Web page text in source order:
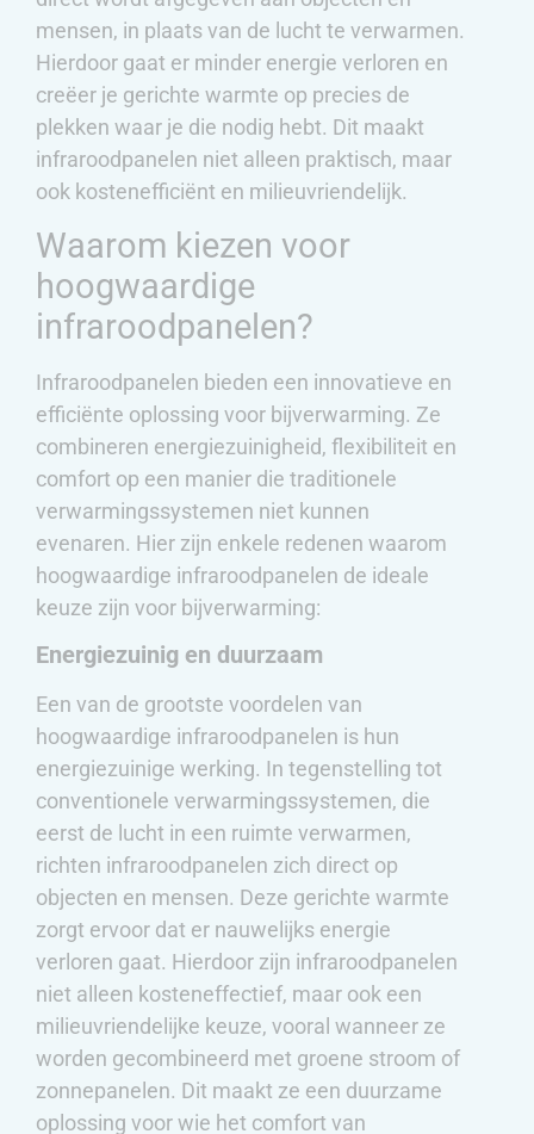
mensen, in plaats van de lucht te verwarmen.
Hierdoor gaat er minder energie verloren en
creëer je gerichte warmte op precies de
plekken waar je die nodig hebt. Dit maakt
infraroodpanelen niet alleen praktisch, maar
ook kostenefficiënt en milieuvriendelijk.
Waarom kiezen voor
hoogwaardige
infraroodpanelen?
Infraroodpanelen bieden een innovatieve en
efficiënte oplossing voor bijverwarming. Ze
combineren energiezuinigheid, flexibiliteit en
comfort op een manier die traditionele
verwarmingssystemen niet kunnen
evenaren. Hier zijn enkele redenen waarom
hoogwaardige infraroodpanelen de ideale
keuze zijn voor bijverwarming:
Energiezuinig en duurzaam
Een van de grootste voordelen van
hoogwaardige infraroodpanelen is hun
energiezuinige werking. In tegenstelling tot
conventionele verwarmingssystemen, die
eerst de lucht in een ruimte verwarmen,
richten infraroodpanelen zich direct op
objecten en mensen. Deze gerichte warmte
zorgt ervoor dat er nauwelijks energie
verloren gaat. Hierdoor zijn infraroodpanelen
niet alleen kosteneffectief, maar ook een
milieuvriendelijke keuze, vooral wanneer ze
worden gecombineerd met groene stroom of
zonnepanelen. Dit maakt ze een duurzame
oplossing voor wie het comfort van